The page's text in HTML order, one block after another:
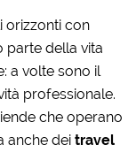
orizzonti con
parte della vita
a volte sono il
professionale.
che operano
anche deitravel